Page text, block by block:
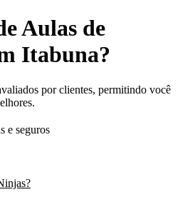
Aulas de
Itabuna?
por clientes, permitindo você
e seguros